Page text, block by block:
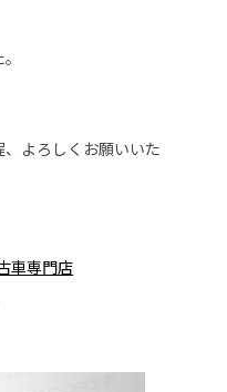
よろしくお願いいた
車専門店